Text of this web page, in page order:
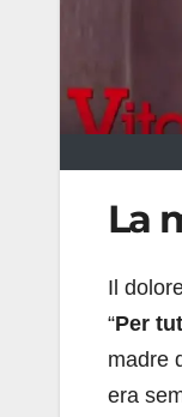
La
Il
“Per
madre
era